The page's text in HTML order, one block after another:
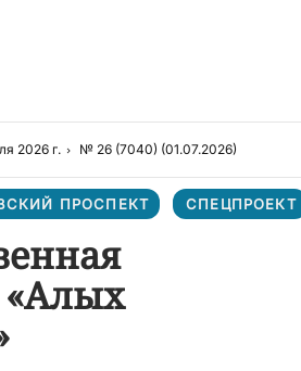
2026 г. № 26 (7040) (01.07.2026)
ПРОСПЕКТ СПЕЦПРОЕКТ
«Алых